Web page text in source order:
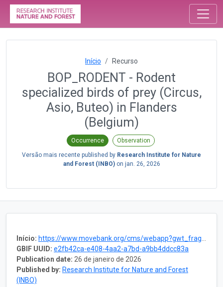
Início Recurso
BOP_RODENT - Rodent
specialized birds of prey (Circus,
Asio, Buteo) in Flanders
(Belgium)
Occurrence Observation
Versão mais recente published by Research Institute for Nature
and Forest (INBO)on jan. 26, 2026
Início: https://www.movebank.org/cms/webapp?gwt_fragment=page=studies,path=study1278021460
GBIF UUID: e2fb42ca-e408-4aa2-a7bd-a9bb4ddcc83a
Publication date: 26 de janeiro de 2026
Published by: Research Institute for Nature and Forest
(INBO)